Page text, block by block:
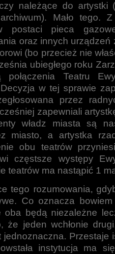
należące do artystki
Mało tego.
postaci pieca
oraz innych urządzeń
(bo przecież nie
ubiegłego roku
połączenia Teatru
w tej sprawie
przez
zapewniali
władz miasta są
miasto, a artystka
obu teatrów
częstsze występy
teatrów ma nastąpić 1
tego rozumowania,
Co oznacza bowiem
będą niezależne
że jeden wchłonie
jednoznaczna. Przestaje
instytucja ma